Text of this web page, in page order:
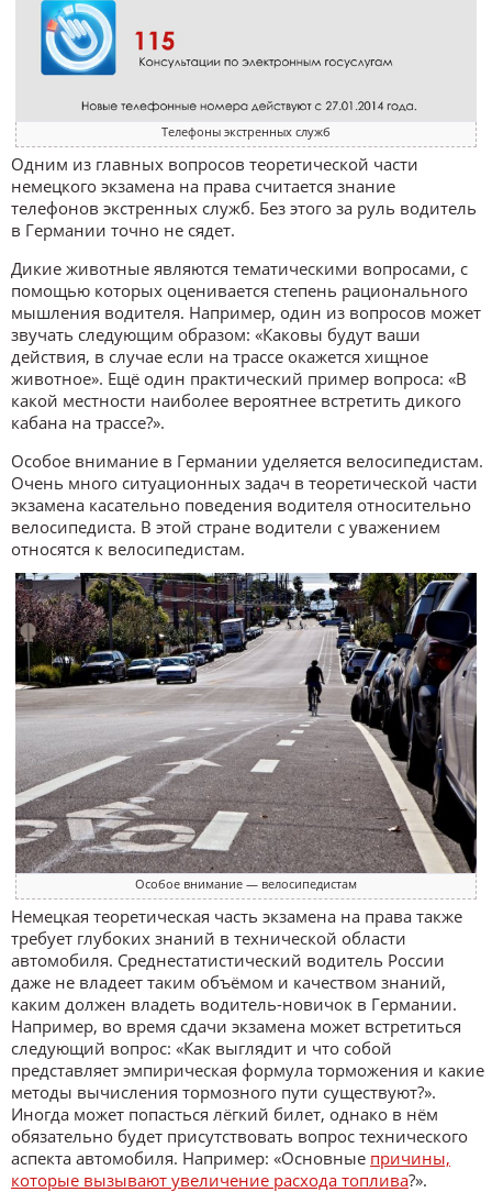
Телефоны экстренных служб
Одним из главных вопросов теоретической части
немецкого экзамена на права считается знание
телефонов экстренных служб. Без этого за руль водитель
в Германии точно не сядет.
Дикие животные являются тематическими вопросами, с
помощью которых оценивается степень рационального
мышления водителя. Например, один из вопросов может
звучать следующим образом: «Каковы будут ваши
действия, в случае если на трассе окажется хищное
животное». Ещё один практический пример вопроса: «В
какой местности наиболее вероятнее встретить дикого
кабана на трассе?».
Особое внимание в Германии уделяется велосипедистам.
Очень много ситуационных задач в теоретической части
экзамена касательно поведения водителя относительно
велосипедиста. В этой стране водители с уважением
относятся к велосипедистам.
Особое внимание — велосипедистам
Немецкая теоретическая часть экзамена на права также
требует глубоких знаний в технической области
автомобиля. Среднестатистический водитель России
даже не владеет таким объёмом и качеством знаний,
каким должен владеть водитель-новичок в Германии.
Например, во время сдачи экзамена может встретиться
следующий вопрос: «Как выглядит и что собой
представляет эмпирическая формула торможения и какие
методы вычисления тормозного пути существуют?».
Иногда может попасться лёгкий билет, однако в нём
обязательно будет присутствовать вопрос технического
аспекта автомобиля. Например: «Основные причины,
которые вызывают увеличение расхода топлива?».